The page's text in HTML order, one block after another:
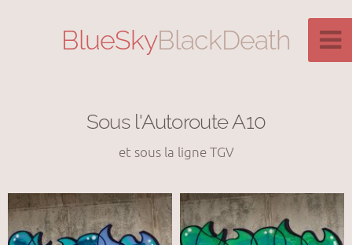
BlueSkyBlackDeath
Sous l'Autoroute A10
et sous la ligne TGV